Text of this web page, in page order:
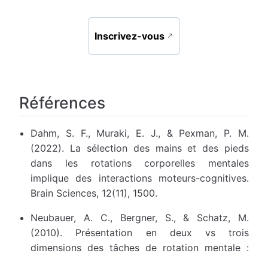
Inscrivez-vous
Références
Dahm, S. F., Muraki, E. J., & Pexman, P. M.
(2022). La sélection des mains et des pieds
dans les rotations corporelles mentales
implique des interactions moteurs-cognitives.
Brain Sciences, 12(11), 1500.
Neubauer, A. C., Bergner, S., & Schatz, M.
(2010). Présentation en deux vs trois
dimensions des tâches de rotation mentale :